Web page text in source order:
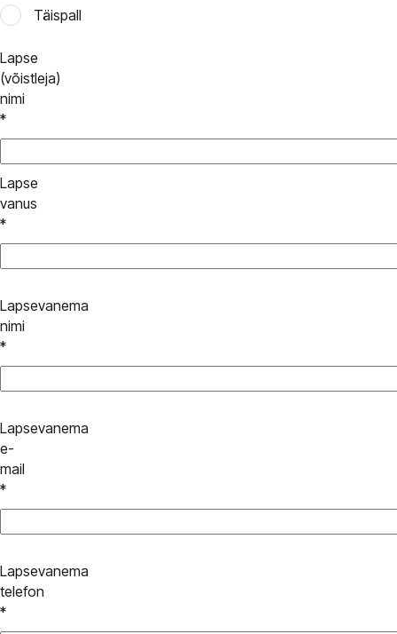
Täispall
Lapse
(võistleja)
nimi
*
Lapse
vanus
*
Lapsevanema
nimi
*
Lapsevanema
e-
mail
*
Lapsevanema
telefon
*